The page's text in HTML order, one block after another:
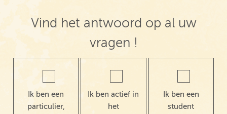
Vind het antwoord op al uw
vragen !
Ik ben een
particulier,
Ik ben actief in
het
Ik ben een
student